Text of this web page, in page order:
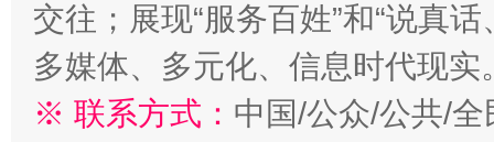
交往；展现“服务百姓”和“说真
多媒体、多元化、信息时代现实
※ 联系方式： 中国/公众/公共/